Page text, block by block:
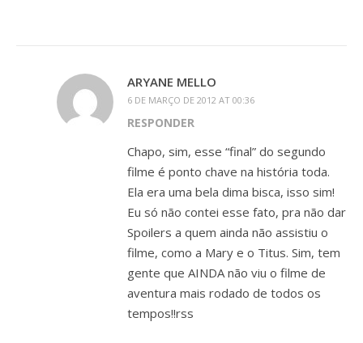
ARYANE MELLO
6 DE MARÇO DE 2012 AT 00:36
RESPONDER
Chapo, sim, esse “final” do segundo
filme é ponto chave na história toda.
Ela era uma bela dima bisca, isso sim!
Eu só não contei esse fato, pra não dar
Spoilers a quem ainda não assistiu o
filme, como a Mary e o Titus. Sim, tem
gente que AINDA não viu o filme de
aventura mais rodado de todos os
tempos!!rss